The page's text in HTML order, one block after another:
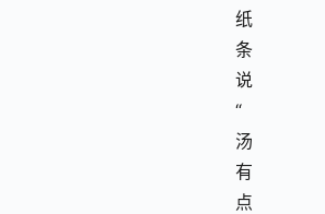
纸
条
说
“
汤
有
点